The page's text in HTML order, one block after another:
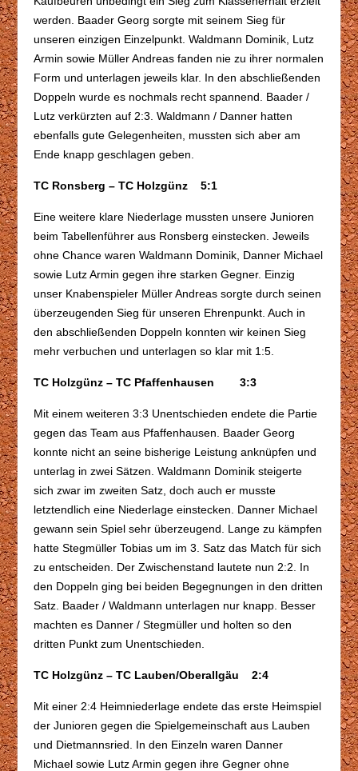
werden. Baader Georg sorgte mit seinem Sieg für
unseren einzigen Einzelpunkt. Waldmann Dominik, Lutz
Armin sowie Müller Andreas fanden nie zu ihrer normalen
Form und unterlagen jeweils klar. In den abschließenden
Doppeln wurde es nochmals recht spannend. Baader /
Lutz verkürzten auf 2:3. Waldmann / Danner hatten
ebenfalls gute Gelegenheiten, mussten sich aber am
Ende knapp geschlagen geben.
TC Ronsberg – TC Holzgünz 5:1
Eine weitere klare Niederlage mussten unsere Junioren
beim Tabellenführer aus Ronsberg einstecken. Jeweils
ohne Chance waren Waldmann Dominik, Danner Michael
sowie Lutz Armin gegen ihre starken Gegner. Einzig
unser Knabenspieler Müller Andreas sorgte durch seinen
überzeugenden Sieg für unseren Ehrenpunkt. Auch in
den abschließenden Doppeln konnten wir keinen Sieg
mehr verbuchen und unterlagen so klar mit 1:5.
TC Holzgünz – TC Pfaffenhausen 3:3
Mit einem weiteren 3:3 Unentschieden endete die Partie
gegen das Team aus Pfaffenhausen. Baader Georg
konnte nicht an seine bisherige Leistung anknüpfen und
unterlag in zwei Sätzen. Waldmann Dominik steigerte
sich zwar im zweiten Satz, doch auch er musste
letztendlich eine Niederlage einstecken. Danner Michael
gewann sein Spiel sehr überzeugend. Lange zu kämpfen
hatte Stegmüller Tobias um im 3. Satz das Match für sich
zu entscheiden. Der Zwischenstand lautete nun 2:2. In
den Doppeln ging bei beiden Begegnungen in den dritten
Satz. Baader / Waldmann unterlagen nur knapp. Besser
machten es Danner / Stegmüller und holten so den
dritten Punkt zum Unentschieden.
TC Holzgünz – TC Lauben/Oberallgäu 2:4
Mit einer 2:4 Heimniederlage endete das erste Heimspiel
der Junioren gegen die Spielgemeinschaft aus Lauben
und Dietmannsried. In den Einzeln waren Danner
Michael sowie Lutz Armin gegen ihre Gegner ohne